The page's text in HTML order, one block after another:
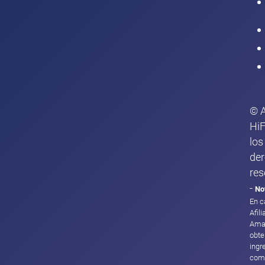
©
los
-
En